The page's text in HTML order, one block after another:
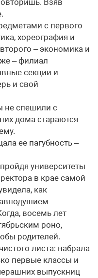
Взяв
с первого
хореография и
– экономика и
– филиал
секции и
и свой
не спешили с
дома стараются
ее пагубность –
университеты
в крае самой
как
восемь лет
роно,
родителей.
листа: набрала
первые классы и
выпускниц